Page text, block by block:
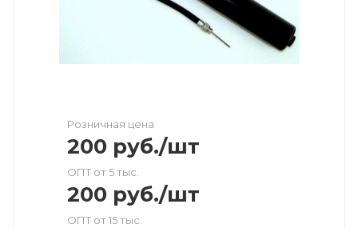
Розничная цена
200 руб./шт
ОПТ от 5 тыс.
200 руб./шт
ОПТ от 15 тыс.